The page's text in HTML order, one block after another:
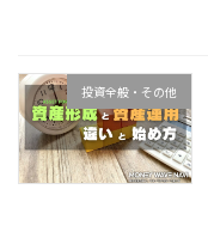
投資全般・その他